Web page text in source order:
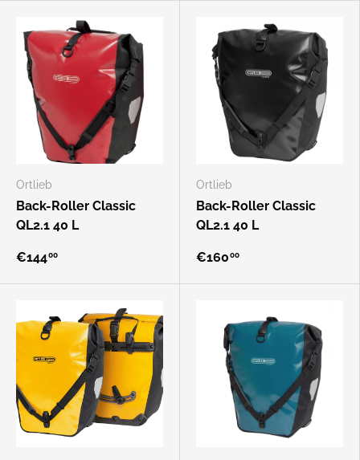
Ortlieb
Back-Roller Classic
QL2.1 40 L
€14400
Ortlieb
Back-Roller Classic
QL2.1 40 L
€16000